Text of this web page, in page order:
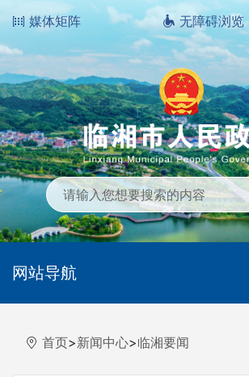
媒体矩阵 无障碍浏览
网站导航
首页>新闻中心>临湘要闻